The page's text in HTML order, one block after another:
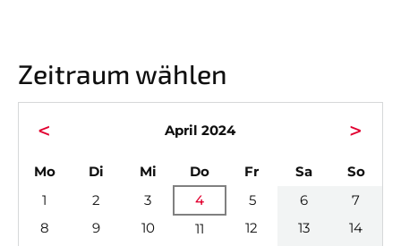
Zeitraum wählen
< April 2024 >
Montag Dienstag
Mittwoch
Donnerstag
Freitag SamstagSo
1
2 3 4 5 6
7
8
9 10 11 12 13
14
gerne weiter.
post@svo.germaringen.de
überspringen
Anfahrt Impressum Datenschutz